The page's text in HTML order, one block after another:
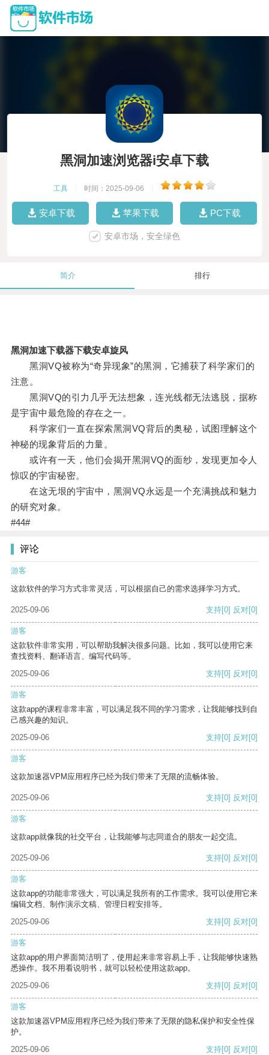
黑洞加速浏览器i安卓下载
工具 时间：2025-09-06
安卓下载 苹果下载 PC下载
安卓市场，安全绿色
简介 排行
黑洞加速下载器下载安卓旋风
黑洞VQ被称为“奇异现象”的黑洞，它捕获了科学家们的
注意。
黑洞VQ的引力几乎无法想象，连光线都无法逃脱，据称
是宇宙中最危险的存在之一。
科学家们一直在探索黑洞VQ背后的奥秘，试图理解这个
神秘的现象背后的力量。
或许有一天，他们会揭开黑洞VQ的面纱，发现更加令人
惊叹的宇宙秘密。
在这无垠的宇宙中，黑洞VQ永远是一个充满挑战和魅力
的研究对象。
#44#
评论
游客
这款软件的学习方式非常灵活，可以根据自己的需求选择学习方式。
2025-09-06 支持[0] 反对[0]
游客
这款软件非常实用，可以帮助我解决很多问题。比如，我可以使用它来
查找资料、翻译语言、编写代码等。
2025-09-06
支持[0] 反对[0]
游客
这款app的课程非常丰富，可以满足我不同的学习需求，让我能够找到自
己感兴趣的知识。
2025-09-06
支持[0] 反对[0]
游客
这款加速器VPM应用程序已经为我们带来了无限的流畅体验。
2025-09-06 支持[0] 反对[0]
游客
这款app就像我的社交平台，让我能够与志同道合的朋友一起交流。
2025-09-06 支持[0] 反对[0]
游客
这款app的功能非常强大，可以满足我所有的工作需求。我可以使用它来
编辑文档、制作演示文稿、管理日程安排等。
2025-09-06
支持[0] 反对[0]
游客
这款app的用户界面简洁明了，使用起来非常容易上手，让我能够快速熟
悉操作。我不用看说明书，就可以轻松使用这款app。
2025-09-06
支持[0] 反对[0]
游客
这款加速器VPM应用程序已经为我们带来了无限的隐私保护和安全性保
护。
2025-09-06
支持[0] 反对[0]